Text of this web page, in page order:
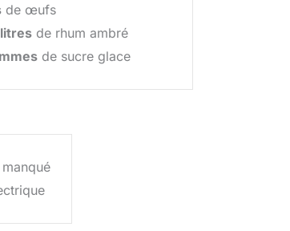
de œufs
de rhum ambré
de sucre glace